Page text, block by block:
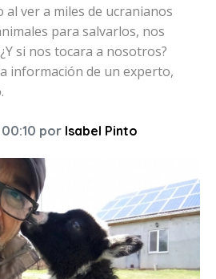
al ver a miles de ucranianos
para salvarlos, nos
si nos tocara a nosotros?
información de un experto,
por Isabel Pinto